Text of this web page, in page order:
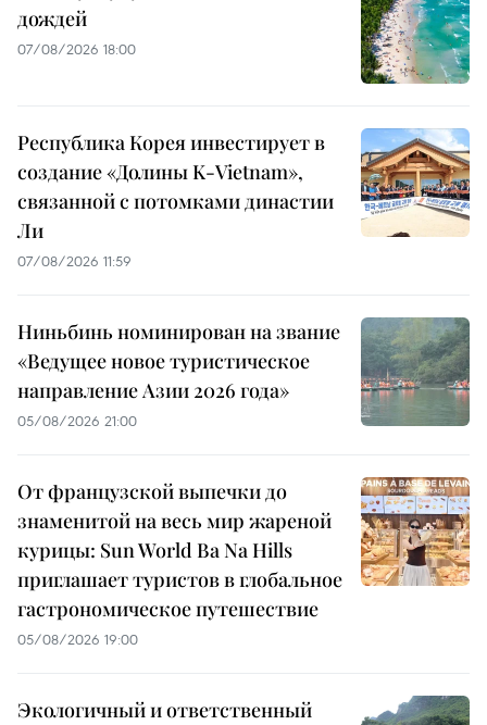
дождей
07/08/2026 18:00
Республика Корея инвестирует в
создание «Долины K-Vietnam»,
связанной с потомками династии
Ли
07/08/2026 11:59
Ниньбинь номинирован на звание
«Ведущее новое туристическое
направление Азии 2026 года»
05/08/2026 21:00
От французской выпечки до
знаменитой на весь мир жареной
курицы: Sun World Ba Na Hills
приглашает туристов в глобальное
гастрономическое путешествие
05/08/2026 19:00
Экологичный и ответственный